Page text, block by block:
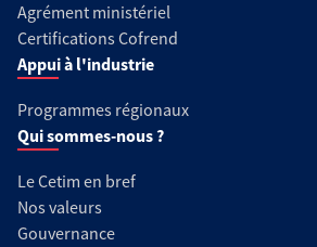
Agrément ministériel
Certifications Cofrend
Appui à l'industrie
Programmes régionaux
Qui sommes-nous ?
Le Cetim en bref
Nos valeurs
Gouvernance